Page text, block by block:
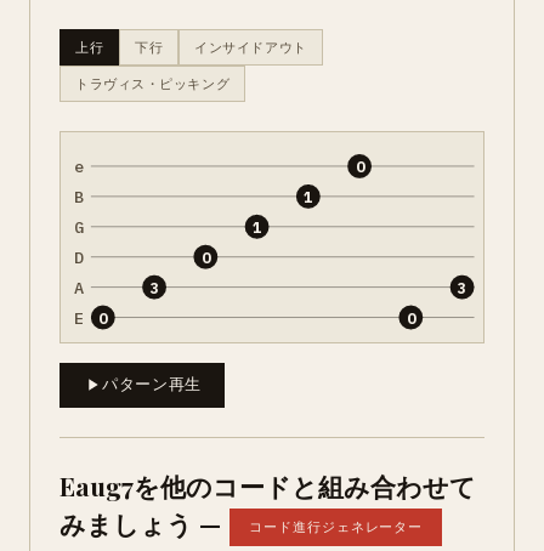
上行 下行 インサイドアウト
トラヴィス・ピッキング
e
B
G
D
A
E 0
3
0
1
1
0
0
3
パターン再生
Eaug7を他のコードと組み合わせて
みましょう —
コード進行ジェネレーター